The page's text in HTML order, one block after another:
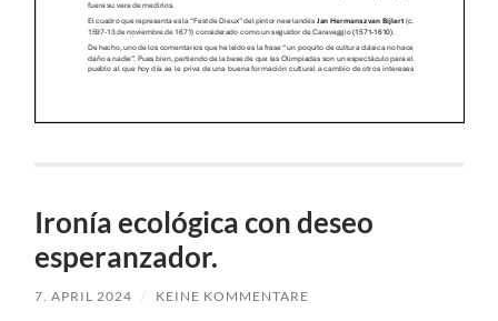
Ironía ecológica con deseo
esperanzador.
7. APRIL 2024 / KEINE KOMMENTARE